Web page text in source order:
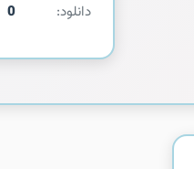
دانلود: 0